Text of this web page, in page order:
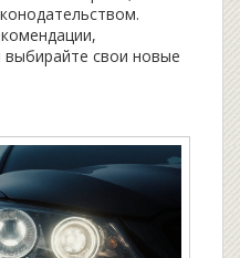
свои новые